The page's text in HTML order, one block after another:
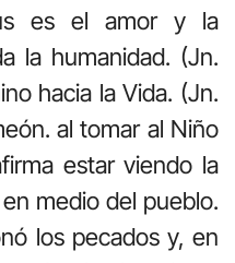
es el amor y la
la humanidad. (Jn.
hacia la Vida. (Jn.
al tomar al Niño
estar viendo la
medio del pueblo.
los pecados y, en